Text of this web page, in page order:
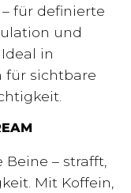
für definierte
und
in
für sichtbare
– strafft,
Mit Koffein,